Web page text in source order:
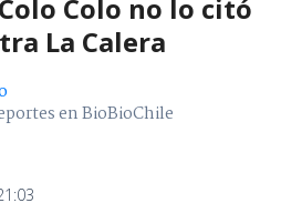
Colo no lo citó
La Calera
en BioBioChile